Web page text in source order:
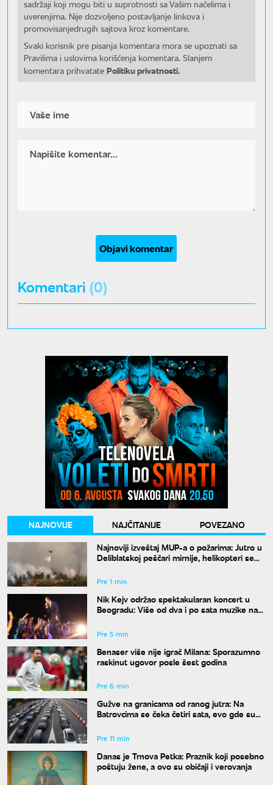
sadržaji koji mogu biti u suprotnosti sa Vašim načelima i
uverenjima. Nije dozvoljeno postavljanje linkova i
promovisanjedrugih sajtova kroz komentare.
Svaki korisnik pre pisanja komentara mora se upoznati sa
Pravilima i uslovima korišćenja komentara. Slanjem
komentara prihvatate Politiku privatnosti.
Objavi komentar
Komentari (0)
NAJNOVIJE NAJČITANIJE
POVEZANO
Najnoviji izveštaj MUP-a o požarima: Jutro u
Deliblatskoj peščari mirnije, helikopteri se
Pre 1 min
Nik Kejv održao spektakularan koncert u
Beogradu: Više od dva i po sata muzike na
Pre 5 min
Benaser više nije igrač Milana: Sporazumno
raskinut ugovor posle šest godina
Pre 6 min
Gužve na granicama od ranog jutra: Na
Batrovcima se čeka četiri sata, evo gde su
Pre 11 min
Danas je Trnova Petka: Praznik koji posebno
poštuju žene, a ovo su običaji i verovanja